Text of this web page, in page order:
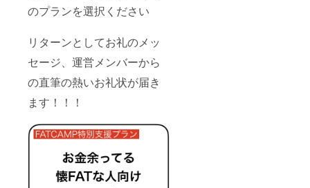
のプランを選択ください
リターンとしてお礼のメッ
セージ、運営メンバーから
の直筆の熱いお礼状が届き
ます！！！